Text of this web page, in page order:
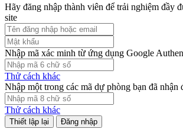
Hãy đăng nhập thành viên để trải nghiệm đầy
site
Nhập mã xác minh từ ứng dụng Google
Thử cách khác
Nhập một trong các mã dự phòng bạn đã nhận
Thử cách khác
Đăng nhập